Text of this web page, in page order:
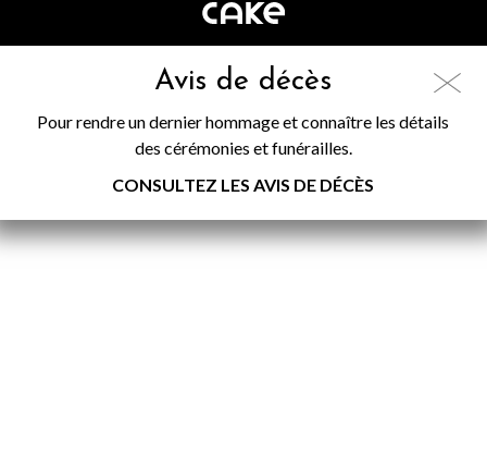
Avis de décès
Pour rendre un dernier hommage et connaître les détails
des cérémonies et funérailles.
CONSULTEZ LES AVIS DE DÉCÈS